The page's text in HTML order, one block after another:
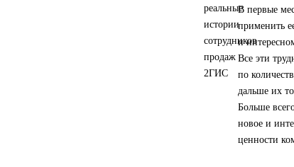
В первые
применить
и
Все эти
по
дальше их
Больше
новое и
ценности